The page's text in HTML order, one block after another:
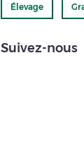
Élevage
Suivez-nous